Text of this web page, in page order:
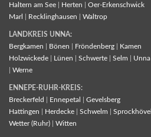
Haltern am See
Herten
Oer-Erkenschwick
Marl
Recklinghausen Waltrop
LANDKREIS UNNA:
Bergkamen
Bönen Fröndenberg
Kamen
Holzwickede
Lünen Schwerte Selm
Unna
Werne
ENNEPE-RUHR-KREIS:
Breckerfeld
Ennepetal
Gevelsberg
Hattingen
Herdecke Schwelm
Sprockhövel
Wetter (Ruhr)
Witten